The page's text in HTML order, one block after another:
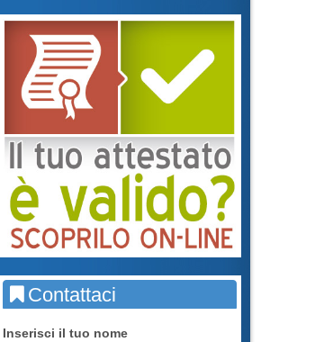
Contattaci
Inserisci il tuo nome